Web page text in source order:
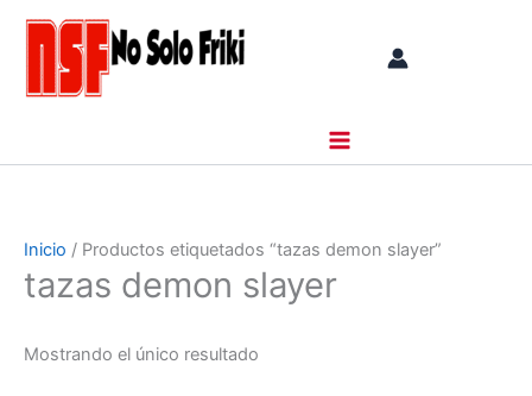
contenido
Inicio / Productos etiquetados “tazas demon slayer”
tazas demon slayer
Mostrando el único resultado